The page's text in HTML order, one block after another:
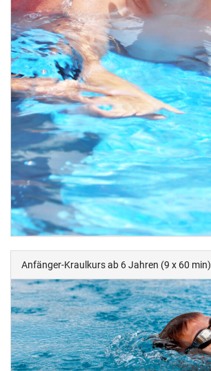
Anfänger-Kraulkurs ab 6 Jahren (9 x 60 min)